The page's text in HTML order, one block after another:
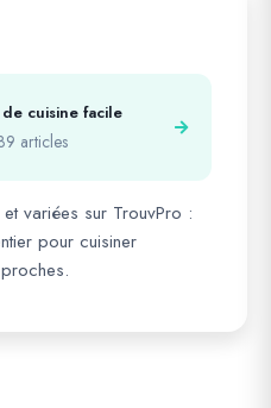
de cuisine facile
articles
variées sur TrouvPro :
pour cuisiner